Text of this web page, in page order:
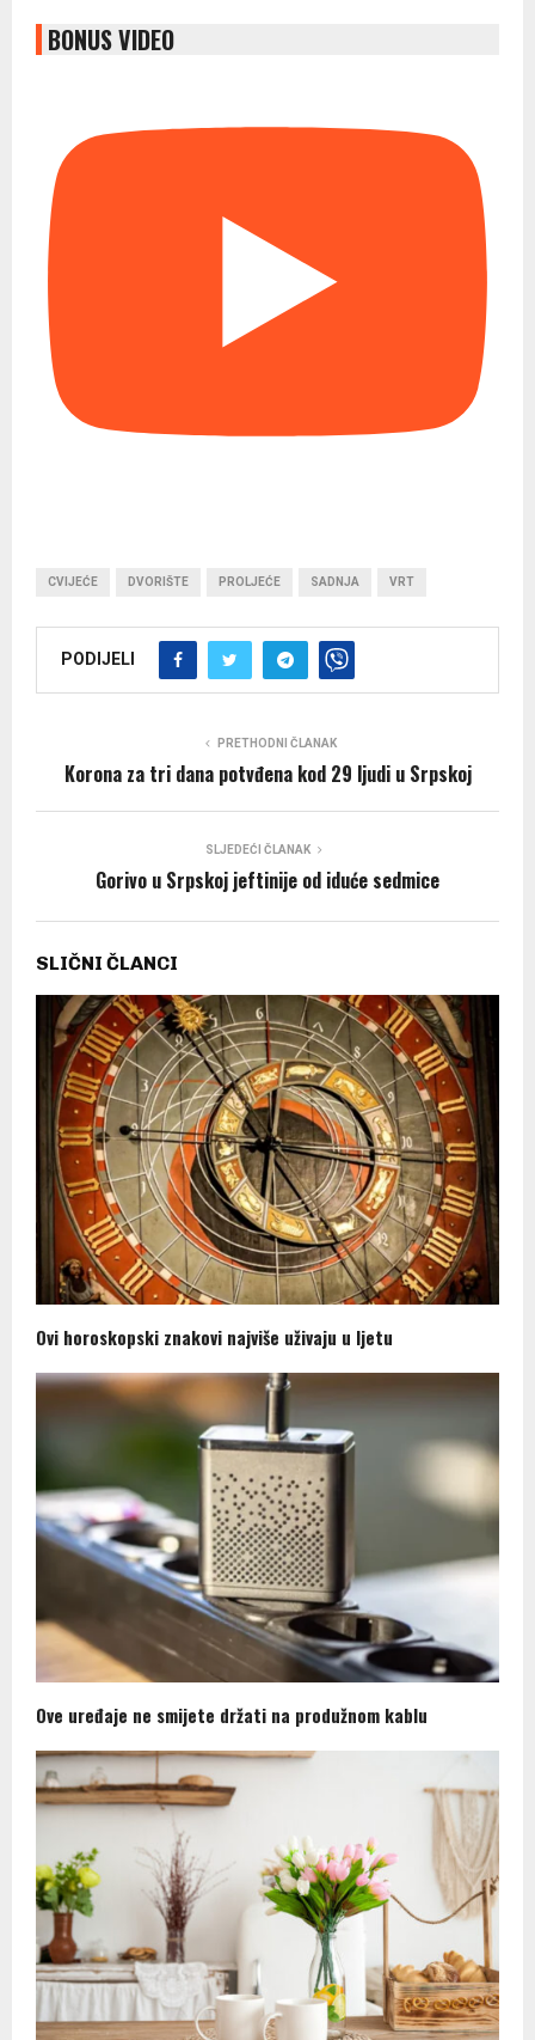
BONUS VIDEO
CVIJEĆE DVORIŠTE PROLJEĆE SADNJA VRT
PODIJELI
PRETHODNI ČLANAK
Korona za tri dana potvđena kod 29 ljudi u Srpskoj
SLJEDEĆI ČLANAK
Gorivo u Srpskoj jeftinije od iduće sedmice
SLIČNI ČLANCI
Ovi horoskopski znakovi najviše uživaju u ljetu
Ove uređaje ne smijete držati na produžnom kablu